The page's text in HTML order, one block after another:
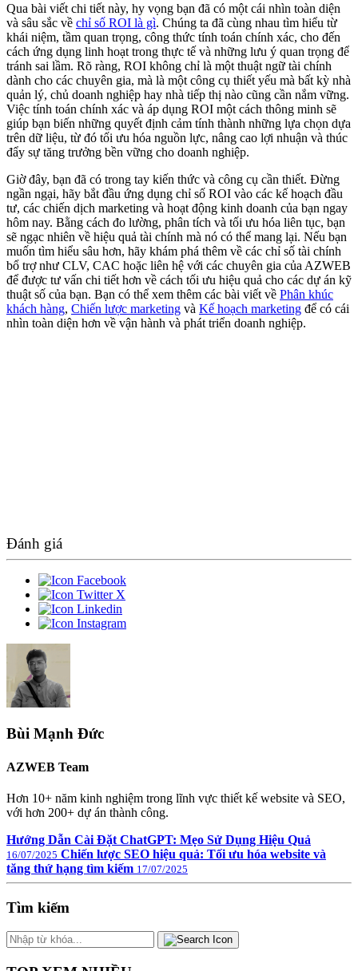
Qua bài viết chi tiết này, hy vọng bạn đã có một cái nhìn toàn diện
và sâu sắc về chỉ số ROI là gì. Chúng ta đã cùng nhau tìm hiểu từ
khái niệm, tầm quan trọng, công thức tính toán chính xác, cho đến
cách ứng dụng linh hoạt trong thực tế và những lưu ý quan trọng để
tránh sai lầm. Rõ ràng, ROI không chỉ là một thuật ngữ tài chính
dành cho các chuyên gia, mà là một công cụ thiết yếu mà bất kỳ nhà
quản lý, chủ doanh nghiệp hay nhà tiếp thị nào cũng cần nắm vững.
Việc tính toán chính xác và áp dụng ROI một cách thông minh sẽ
giúp bạn biến những quyết định cảm tính thành những lựa chọn dựa
trên dữ liệu, từ đó tối ưu hóa nguồn lực, nâng cao lợi nhuận và thúc
đẩy sự tăng trưởng bền vững cho doanh nghiệp.
Giờ đây, bạn đã có trong tay kiến thức và công cụ cần thiết. Đừng
ngần ngại, hãy bắt đầu ứng dụng chỉ số ROI vào các kế hoạch đầu
tư, các chiến dịch marketing và hoạt động kinh doanh của bạn ngay
hôm nay. Bằng cách đo lường, phân tích và tối ưu hóa liên tục, bạn
sẽ ngạc nhiên về hiệu quả tài chính mà nó có thể mang lại. Nếu bạn
muốn tìm hiểu sâu hơn, hãy khám phá thêm về các chỉ số tài chính
bổ trợ như CLV, CAC hoặc liên hệ với các chuyên gia của AZWEB
để được tư vấn chi tiết hơn về cách tối ưu hiệu quả cho các dự án kỹ
thuật số của bạn. Bạn có thể xem thêm các bài viết về Phân khúc
khách hàng, Chiến lược marketing và Kế hoạch marketing để có cái
nhìn toàn diện hơn về vận hành và phát triển doanh nghiệp.
Đánh giá
Bùi Mạnh Đức
AZWEB Team
Hơn 10+ năm kinh nghiệm trong lĩnh vực thiết kế website và SEO,
với hơn 200+ dự án thành công.
Hướng Dẫn Cài Đặt ChatGPT: Mẹo Sử Dụng Hiệu Quả
16/07/2025 Chiến lược SEO hiệu quả: Tối ưu hóa website và
tăng thứ hạng tìm kiếm 17/07/2025
Tìm kiếm